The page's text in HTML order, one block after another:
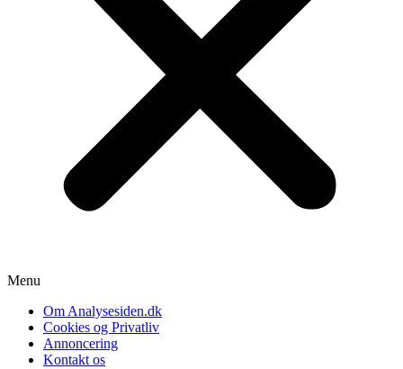
Menu
Om Analysesiden.dk
Cookies og Privatliv
Annoncering
Kontakt os